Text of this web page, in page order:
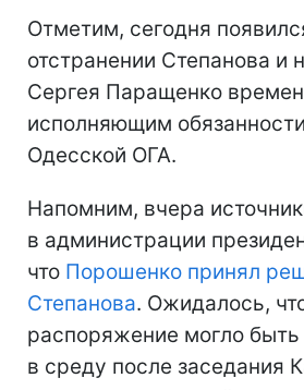
Отметим, сегодня
отстранении Степанова и
Сергея Паращенко
исполняющим
Одесской ОГА.
Напомним, вчера
в администрации
что Порошенко принял
Степанова. Ожидалось,
распоряжение могло быть
в среду после заседания